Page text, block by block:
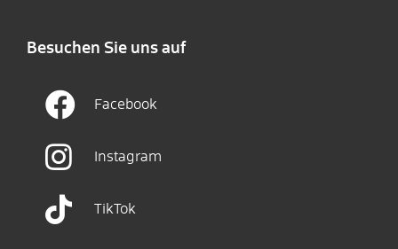
Besuchen Sie uns auf
Facebook
Instagram
TikTok